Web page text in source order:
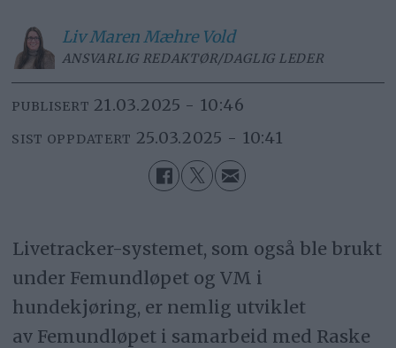
Liv MarenMæhre Vold
ANSVARLIG REDAKTØR/DAGLIG LEDER
PUBLISERT 21.03.2025 - 10:46
SIST OPPDATERT 25.03.2025 - 10:41
Livetracker-systemet, som også ble brukt
under Femundløpet og VM i
hundekjøring, er nemlig utviklet
av Femundløpet i samarbeid med Raske